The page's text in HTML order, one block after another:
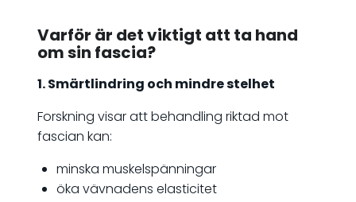
Varför är det viktigt att ta hand
om sin fascia?
1. Smärtlindring och mindre stelhet
Forskning visar att behandling riktad mot
fascian kan:
minska muskelspänningar
öka vävnadens elasticitet